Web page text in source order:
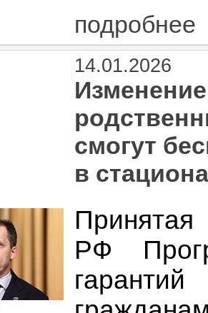
подробнее
14.01.2026
смогут
в
РФ